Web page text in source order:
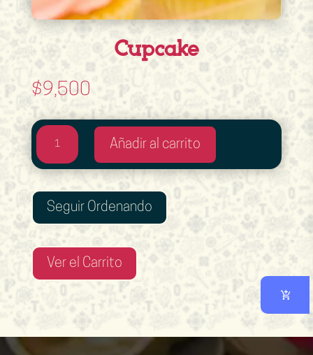
Cupcake
$9,500
Cupcake
cantidad
Añadir al carrito
Seguir Ordenando
Ver el Carrito